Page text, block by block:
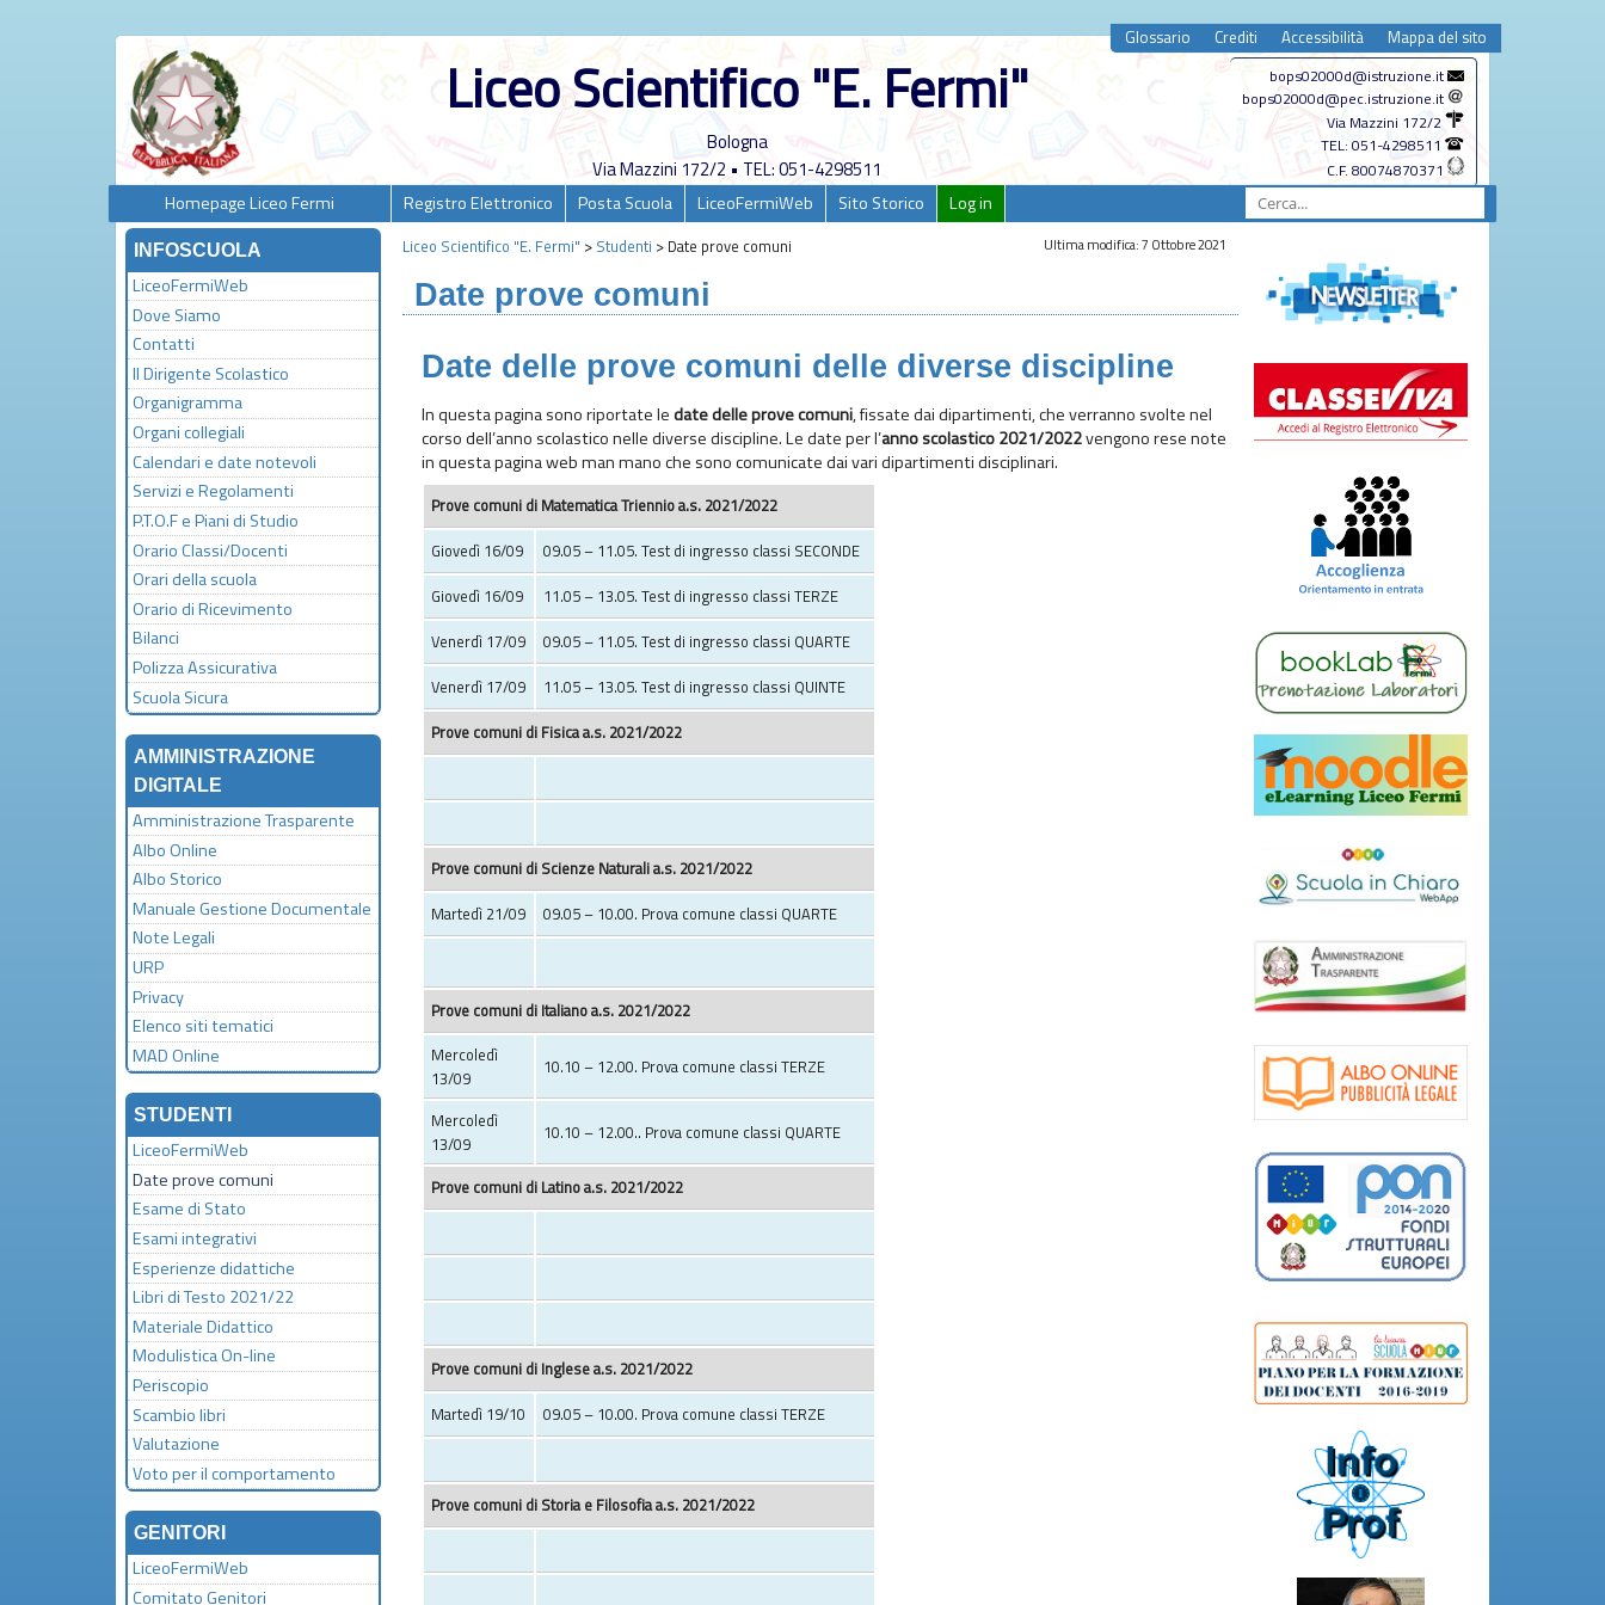
Mappa del sito
Accessibilità
Crediti
Glossario
bops02000d@istruzione.it
bops02000d@pec.istruzione.it
Via Mazzini 172/2
TEL: 051-4298511
C.F. 80074870371
Liceo Scientifico "E. Fermi"
Bologna
Via Mazzini 172/2 • TEL: 051-4298511
Homepage Liceo Fermi Registro Elettronico Posta Scuola LiceoFermiWeb Sito Storico Log in
INFOSCUOLA
LiceoFermiWeb
Dove Siamo
Contatti
Il Dirigente Scolastico
Organigramma
Organi collegiali
Calendari e date notevoli
Servizi e Regolamenti
P.T.O.F e Piani di Studio
Orario Classi/Docenti
Orari della scuola
Orario di Ricevimento
Bilanci
Polizza Assicurativa
Scuola Sicura
AMMINISTRAZIONE
DIGITALE
Amministrazione Trasparente
Albo Online
Albo Storico
Manuale Gestione Documentale
Note Legali
URP
Privacy
Elenco siti tematici
MAD Online
STUDENTI
LiceoFermiWeb
Date prove comuni
Esame di Stato
Esami integrativi
Esperienze didattiche
Libri di Testo 2021/22
Materiale Didattico
Modulistica On-line
Periscopio
Scambio libri
Valutazione
Voto per il comportamento
GENITORI
LiceoFermiWeb
Comitato Genitori
Ultima modifica: 7 Ottobre 2021
Liceo Scientifico "E. Fermi" > Studenti > Date prove comuni
Date prove comuni
Date delle prove comuni delle diverse discipline
In questa pagina sono riportate ledate delle prove comuni, fissate dai dipartimenti, che verranno svolte nel
corso dell’anno scolastico nelle diverse discipline. Le date per l’anno scolastico 2021/2022vengono rese note
in questa pagina web man mano che sono comunicate dai vari dipartimenti disciplinari.
Prove comuni di Matematica Triennio a.s. 2021/2022
Giovedì 16/09
09.05 – 11.05. Test di ingresso classi SECONDE
Giovedì 16/09
11.05 – 13.05. Test di ingresso classi TERZE
Venerdì 17/09
09.05 – 11.05. Test di ingresso classi QUARTE
Venerdì 17/09
11.05 – 13.05. Test di ingresso classi QUINTE
Prove comuni di Fisica a.s. 2021/2022
Prove comuni di Scienze Naturali a.s. 2021/2022
Martedì 21/09
09.05 – 10.00. Prova comune classi QUARTE
Prove comuni di Italiano a.s. 2021/2022
Mercoledì
13/09
10.10 – 12.00. Prova comune classi TERZE
Mercoledì
13/09
10.10 – 12.00.. Prova comune classi QUARTE
Prove comuni di Latino a.s. 2021/2022
Prove comuni di Inglese a.s. 2021/2022
Martedì 19/10
09.05 – 10.00. Prova comune classi TERZE
Prove comuni di Storia e Filosofia a.s. 2021/2022